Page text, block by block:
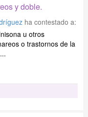
y doble.
ha contestado a:
u otros
o trastornos de la